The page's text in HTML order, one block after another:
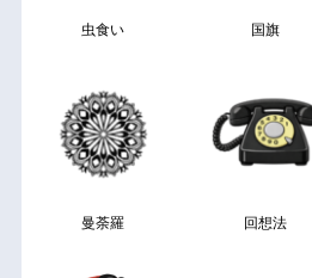
虫食い 国旗
曼荼羅 回想法